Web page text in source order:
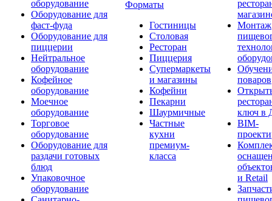
оборудование
Оборудование для
фаст-фуда
Оборудование для
пиццерии
Нейтральное
оборудование
Кофейное
оборудование
Моечное
оборудование
Торговое
оборудование
Оборудование для
раздачи готовых
блюд
Упаковочное
оборудование
Форматы
Гостиницы
Столовая
Ресторан
Пиццерия
Супермаркеты
и магазины
Кофейни
Пекарни
Шаурмичные
Частные
кухни
премиум-
класса
Монтаж
поваров
ключ в
BIM-
и Retail